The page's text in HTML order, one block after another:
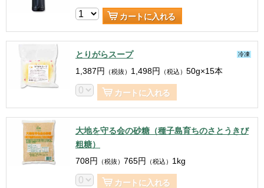
カートに入れる
とりがらスープ 冷凍
1,387円 （税抜） 1,498円 （税込） 50g×15本
カートに入れる
大地を守る会の砂糖（種子島育ちのさとうきび
粗糖）
708円 （税抜） 765円 （税込） 1kg
カートに入れる